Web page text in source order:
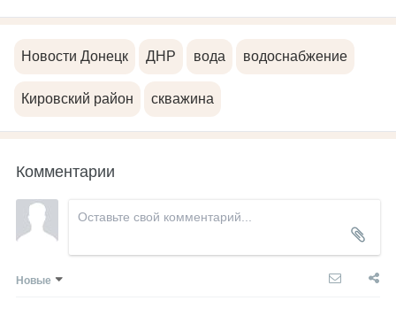
Новости Донецк ДНР вода водоснабжение
Кировский район скважина
Комментарии
Новые